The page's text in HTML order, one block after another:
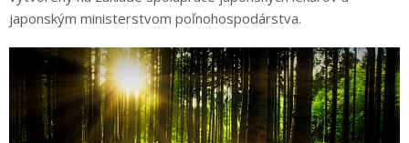
japonským ministerstvom poľnohospodárstva.